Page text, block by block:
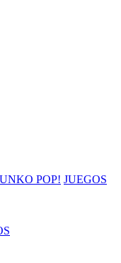
POP! JUEGOS